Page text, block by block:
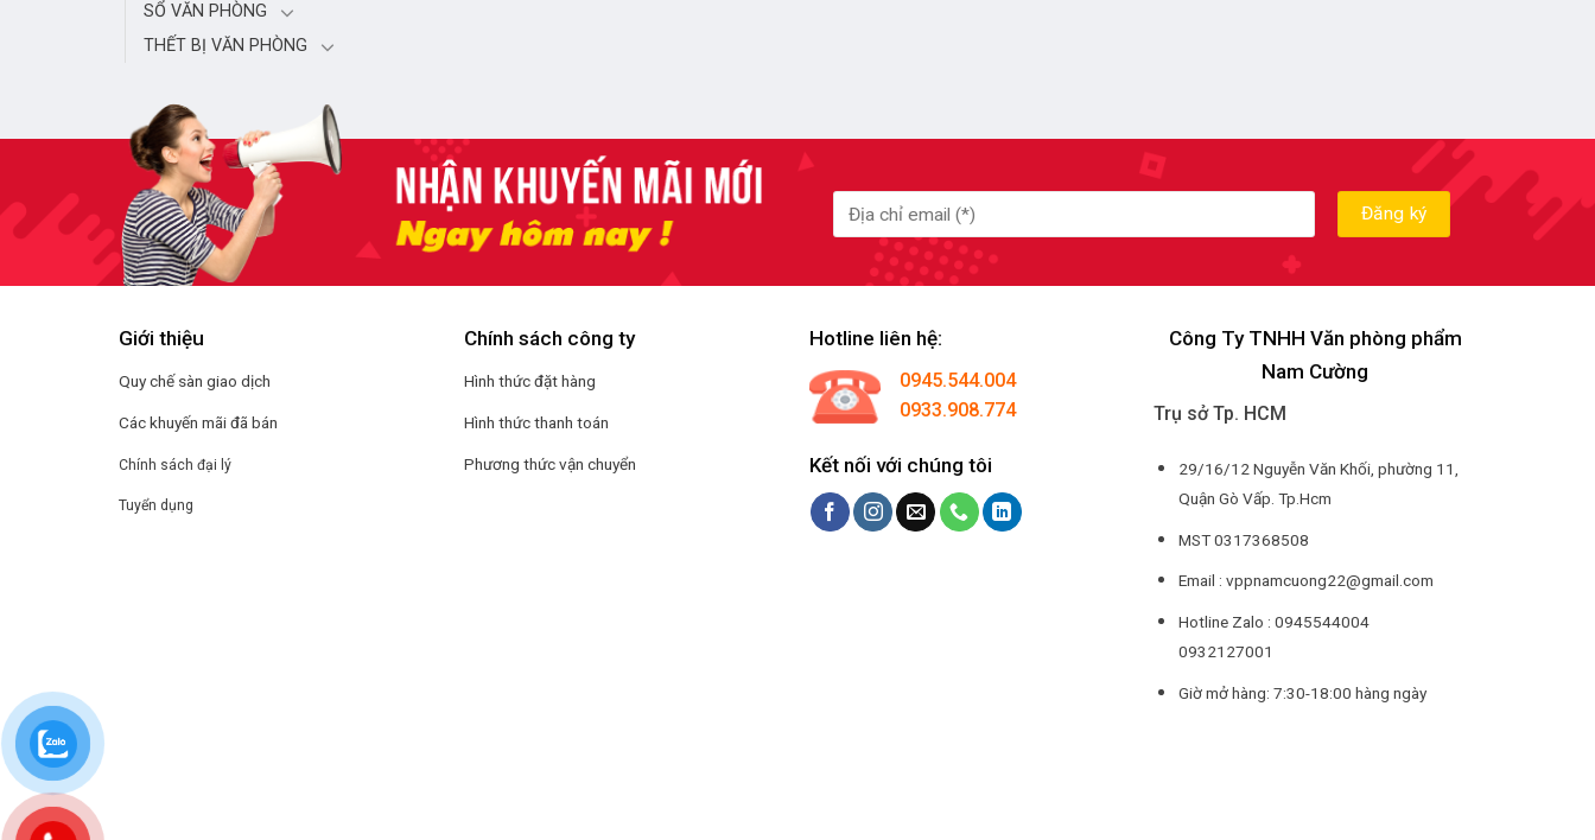
SỔ VĂN PHÒNG
THẾT BỊ VĂN PHÒNG
Giới thiệu
Quy chế sàn giao dịch
Các khuyến mãi đã bán
Chính sách đại lý
Tuyển dụng
Chính sách công ty
Hình thức đặt hàng
Hình thức thanh toán
Phương thức vận chuyển
Hotline liên hệ:
0945.544.004
0933.908.774
Kết nối với chúng tôi
Công Ty TNHH Văn phòng phẩm
Nam Cường
Trụ sở Tp. HCM
29/16/12 Nguyễn Văn Khối, phường 11,
Quận Gò Vấp. Tp.Hcm
MST 0317368508
Email : vppnamcuong22@gmail.com
Hotline Zalo : 0945544004
0932127001
Giờ mở hàng: 7:30-18:00 hàng ngày